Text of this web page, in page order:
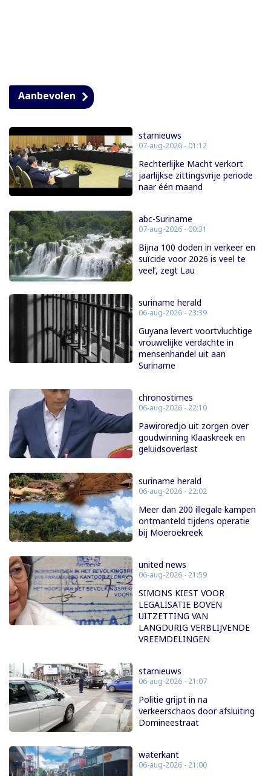
Aanbevolen
starnieuws
07-aug-2026 - 01:12
Rechterlijke Macht verkort
jaarlijkse zittingsvrije periode
naar één maand
abc-Suriname
07-aug-2026 - 00:31
Bijna 100 doden in verkeer en
suïcide voor 2026 is veel te
veel’, zegt Lau
suriname herald
06-aug-2026 - 23:39
Guyana levert voortvluchtige
vrouwelijke verdachte in
mensenhandel uit aan
Suriname
chronostimes
06-aug-2026 - 22:10
Pawiroredjo uit zorgen over
goudwinning Klaaskreek en
geluidsoverlast
suriname herald
06-aug-2026 - 22:02
Meer dan 200 illegale kampen
ontmanteld tijdens operatie
bij Moeroekreek
united news
06-aug-2026 - 21:59
SIMONS KIEST VOOR
LEGALISATIE BOVEN
UITZETTING VAN
LANGDURIG VERBLIJVENDE
VREEMDELINGEN
starnieuws
06-aug-2026 - 21:07
Politie grijpt in na
verkeerschaos door afsluiting
Domineestraat
waterkant
06-aug-2026 - 21:00